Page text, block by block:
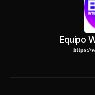
Equipo
https://